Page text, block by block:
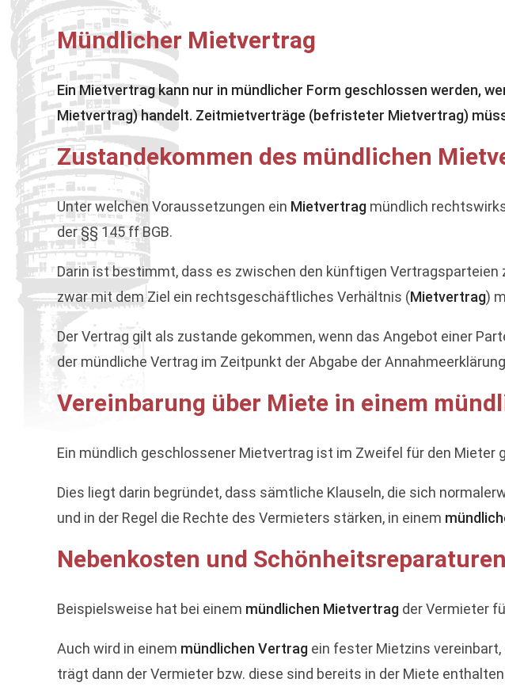
Mündlicher Mietvertrag
Ein Mietvertrag kann nur in mündlicher Form geschlossen werden,
Mietvertrag) handelt. Zeitmietverträge (befristeter Mietvertrag)
Zustandekommen des mündlichen
Unter welchen Voraussetzungen ein Mietvertrag mündlich
der §§ 145 ff BGB.
Darin ist bestimmt, dass es zwischen den künftigen
zwar mit dem Ziel ein rechtsgeschäftliches Verhältnis (Mietvertrag)
Der Vertrag gilt als zustande gekommen, wenn das Angebot einer
der mündliche Vertrag im Zeitpunkt der Abgabe der
Vereinbarung über Miete in einem
Ein mündlich geschlossener Mietvertrag ist im Zweifel für den Mieter
Dies liegt darin begründet, dass sämtliche Klauseln, die sich
und in der Regel die Rechte des Vermieters stärken, in einem
Nebenkosten und
Beispielsweise hat bei einem mündlichen Mietvertrag der Vermieter
Auch wird in einem mündlichen Vertrag ein fester Mietzins
trägt dann der Vermieter bzw. diese sind bereits in der Miete